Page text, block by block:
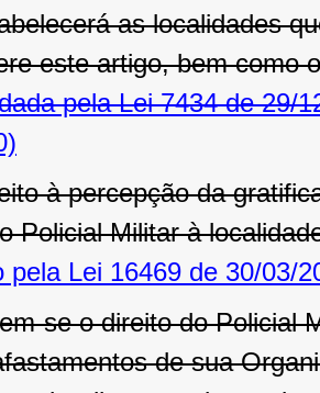
as localidades
este artigo, bem como
pela Lei 7434 de 29/
à percepção da
Policial Militar à
pela Lei 16469 de 30/03/
se o direito do Policial
de sua